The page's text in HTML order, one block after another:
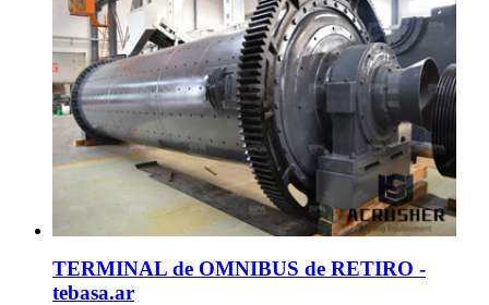
TERMINAL de OMNIBUS de RETIRO -
tebasa.ar